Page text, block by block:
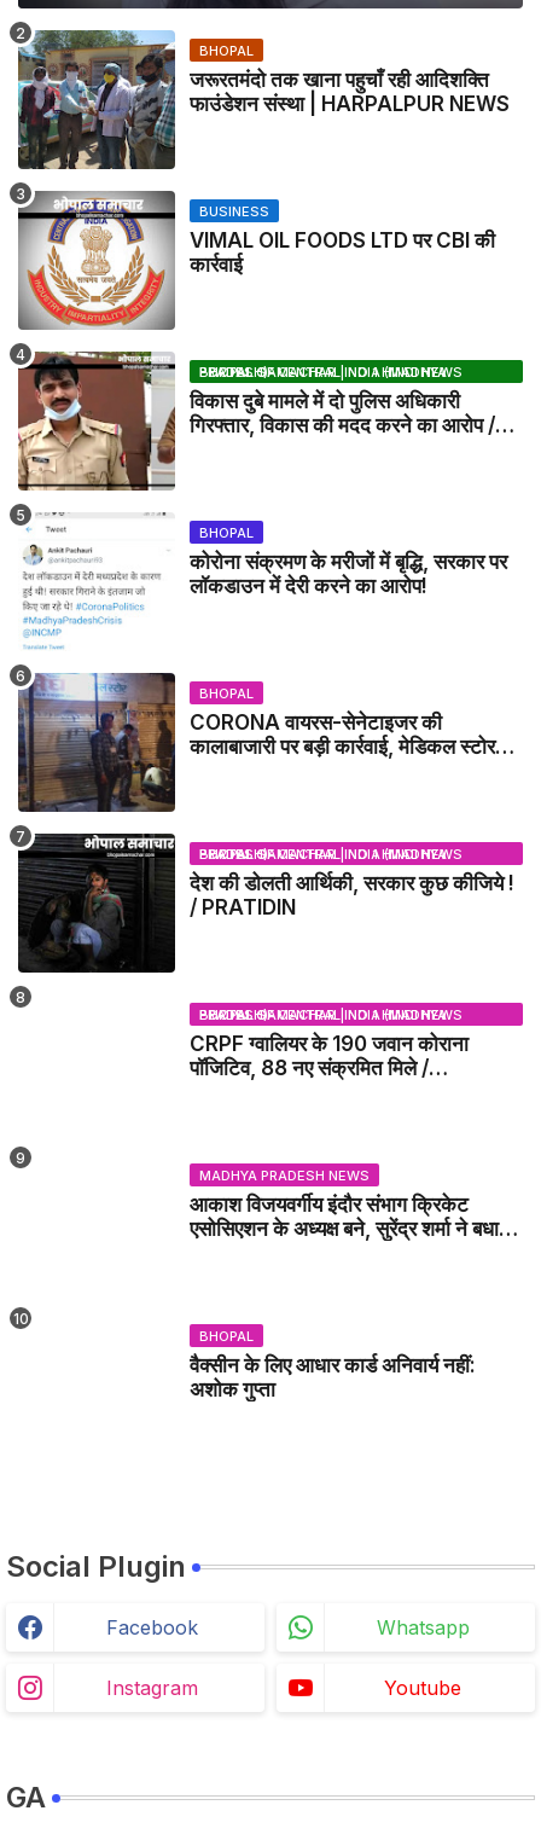
BHOPAL
जरूरतमंदो तक खाना पहुचाँ रही आदिशक्ति
फाउंडेशन संस्था | HARPALPUR NEWS
BUSINESS
VIMAL OIL FOODS LTD पर CBI की
कार्रवाई
BHOPAL SAMACHAR | NO 1 HINDI NEWS PORTAL OF CENTRAL INDIA (MADHYA PRADESH)
विकास दुबे मामले में दो पुलिस अधिकारी
गिरफ्तार, विकास की मदद करने का आरोप /
BHOPAL
कोरोना संक्रमण के मरीजों में बृद्धि, सरकार पर
लॉकडाउन में देरी करने का आरोप!
BHOPAL
CORONA वायरस-सेनेटाइजर की
कालाबाजारी पर बड़ी कार्रवाई, मेडिकल स्टोर
BHOPAL SAMACHAR | NO 1 HINDI NEWS PORTAL OF CENTRAL INDIA (MADHYA PRADESH)
देश की डोलती आर्थिकी, सरकार कुछ कीजिये !
/ PRATIDIN
BHOPAL SAMACHAR | NO 1 HINDI NEWS PORTAL OF CENTRAL INDIA (MADHYA PRADESH)
CRPF ग्वालियर के 190 जवान कोराना
पॉजिटिव, 88 नए संक्रमित मिले /
MADHYA PRADESH NEWS
आकाश विजयवर्गीय इंदौर संभाग क्रिकेट
एसोसिएशन के अध्यक्ष बने, सुरेंद्र शर्मा ने बधाई
BHOPAL
वैक्सीन के लिए आधार कार्ड अनिवार्य नहीं:
अशोक गुप्ता
Social Plugin
Facebook Whatsapp
Instagram Youtube
GA